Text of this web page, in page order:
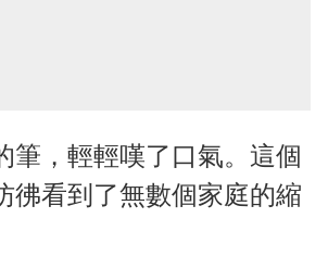
筆，輕輕嘆了口氣。這個
彿看到了無數個家庭的縮